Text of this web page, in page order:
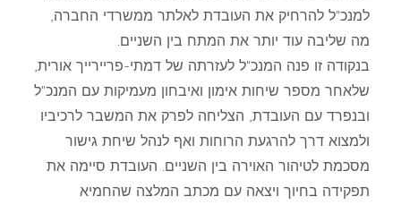
למנכ"ל להרחיק את העובדת לאלתר ממשרדי החברה,
מה שליבה עוד יותר את המתח בין השניים.
בנקודה זו פנה המנכ"ל לעזרתה של דמתי-פריירייך אורית,
שלאחר מספר שיחות אימון ואיבחון מעמיקות עם המנכ"ל
ובנפרד עם העובדת, הצליחה לפרק את המשבר לרכיביו
ולמצוא דרך להרגעת הרוחות ואף לנהל שיחת גישור
מסכמת לטיהור האוירה בין השניים. העובדת סיימה את
תפקידה בחיוך ויצאה עם מכתב המלצה שהחמיא